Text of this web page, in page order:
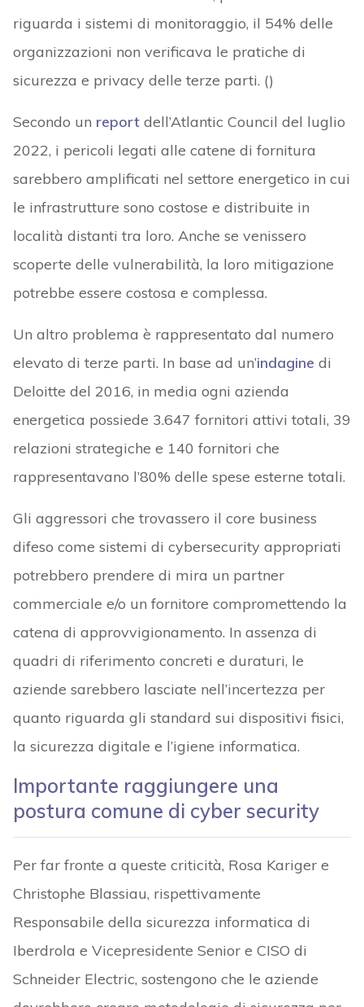
riguarda i sistemi di monitoraggio, il 54% delle
organizzazioni non verificava le pratiche di
sicurezza e privacy delle terze parti. ()
Secondo un reportdell’Atlantic Council del luglio
2022, i pericoli legati alle catene di fornitura
sarebbero amplificati nel settore energetico in cui
le infrastrutture sono costose e distribuite in
località distanti tra loro. Anche se venissero
scoperte delle vulnerabilità, la loro mitigazione
potrebbe essere costosa e complessa.
Un altro problema è rappresentato dal numero
elevato di terze parti. In base ad un’indagine di
Deloitte del 2016, in media ogni azienda
energetica possiede 3.647 fornitori attivi totali, 39
relazioni strategiche e 140 fornitori che
rappresentavano l’80% delle spese esterne totali.
Gli aggressori che trovassero il core business
difeso come sistemi di cybersecurity appropriati
potrebbero prendere di mira un partner
commerciale e/o un fornitore compromettendo la
catena di approvvigionamento. In assenza di
quadri di riferimento concreti e duraturi, le
aziende sarebbero lasciate nell’incertezza per
quanto riguarda gli standard sui dispositivi fisici,
la sicurezza digitale e l’igiene informatica.
Importante raggiungere una
postura comune di cyber security
Per far fronte a queste criticità, Rosa Kariger e
Christophe Blassiau, rispettivamente
Responsabile della sicurezza informatica di
Iberdrola e Vicepresidente Senior e CISO di
Schneider Electric, sostengono che le aziende